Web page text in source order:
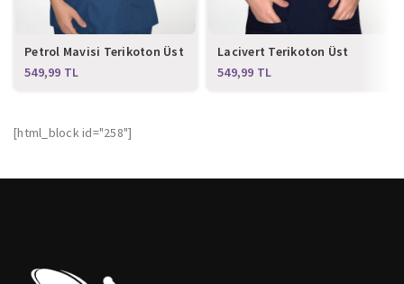
Petrol Mavisi Terikoton Üst
Forma TL
Lacivert Terikoton Üst
Forma TL
[html_block id="258"]